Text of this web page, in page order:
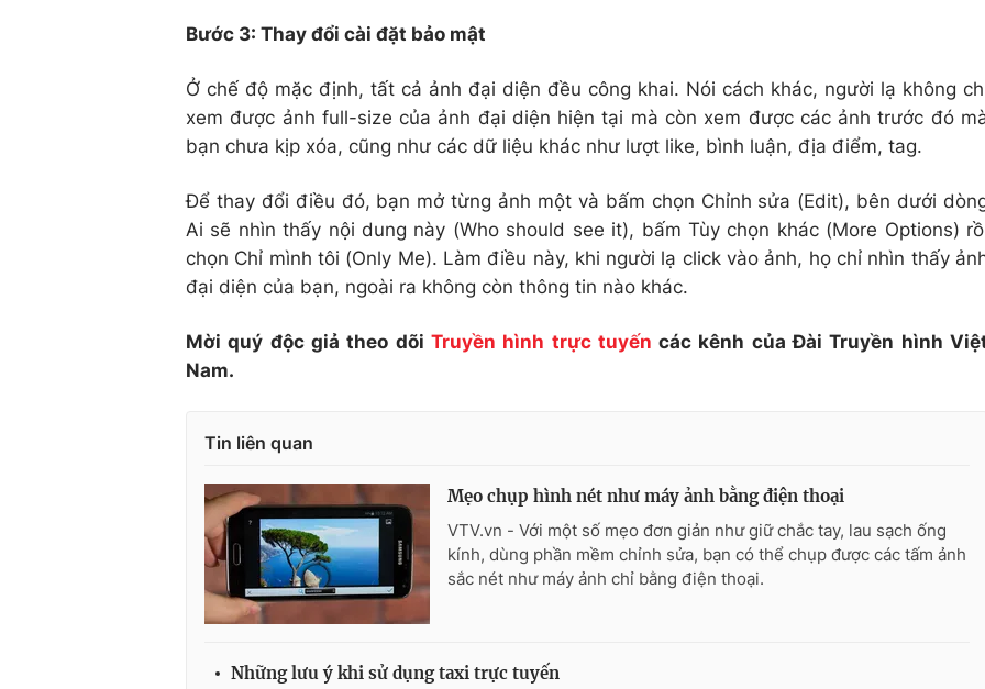
Bước 3: Thay đổi cài đặt bảo mật
Ở chế độ mặc định, tất cả ảnh đại diện đều công khai. Nói cách khác, người lạ không
xem được ảnh full-size của ảnh đại diện hiện tại mà còn xem được các ảnh trước đó
bạn chưa kịp xóa, cũng như các dữ liệu khác như lượt like, bình luận, địa điểm, tag.
Để thay đổi điều đó, bạn mở từng ảnh một và bấm chọn Chỉnh sửa (Edit), bên dưới
Ai sẽ nhìn thấy nội dung này (Who should see it), bấm Tùy chọn khác (More Options)
chọn Chỉ mình tôi (Only Me). Làm điều này, khi người lạ click vào ảnh, họ chỉ nhìn thấy
đại diện của bạn, ngoài ra không còn thông tin nào khác.
Mời quý độc giả theo dõi Truyền hình trực tuyến các kênh của Đài Truyền hình
Nam.
Tin liên quan
Mẹo chụp hình nét như máy ảnh bằng điện thoại
VTV.vn - Với một số mẹo đơn giản như giữ chắc tay, lau sạch ống
kính, dùng phần mềm chỉnh sửa, bạn có thể chụp được các tấm ảnh
sắc nét như máy ảnh chỉ bằng điện thoại.
Những lưu ý khi sử dụng taxi trực tuyến